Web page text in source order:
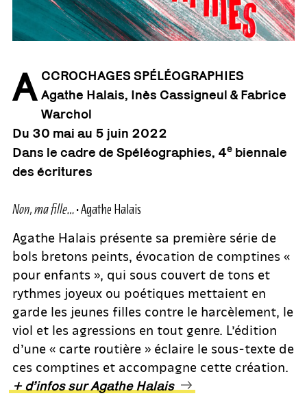
A CCROCHAGES SPÉLÉOGRAPHIES
Agathe Halais, Inès Cassigneul & Fabrice
Warchol
Du 30 mai au 5 juin 2022
Dans le cadre de Spéléographies, 4e biennale
des écritures
Non, ma fille…• Agathe Halais
Agathe Halais présente sa première série de
bols bretons peints, évocation de comptines «
pour enfants », qui sous couvert de tons et
rythmes joyeux ou poétiques mettaient en
garde les jeunes filles contre le harcèlement, le
viol et les agressions en tout genre. L’édition
d’une « carte routière » éclaire le sous-texte de
ces comptines et accompagne cette création.
+ d’infos sur Agathe Halais